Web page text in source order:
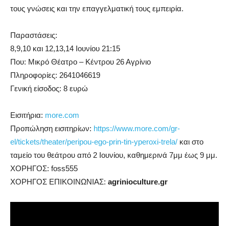
τους γνώσεις και την επαγγελματική τους εμπειρία.
Παραστάσεις:
8,9,10 και 12,13,14 Ιουνίου 21:15
Που: Μικρό Θέατρο – Κέντρου 26 Αγρίνιο
Πληροφορίες: 2641046619
Γενική είσοδος: 8 ευρώ
Εισιτήρια: more.com
Προπώληση εισιτηρίων: https://www.more.com/gr-
el/tickets/theater/peripou-ego-prin-tin-yperoxi-trela/ και στο
ταμείο του θεάτρου από 2 Ιουνίου, καθημερινά 7μμ έως 9 μμ.
XΟΡΗΓΟΣ: foss555
ΧΟΡΗΓΟΣ ΕΠΙΚΟΙΝΩΝΙΑΣ: agrinioculture.gr